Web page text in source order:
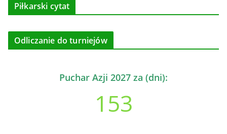
Piłkarski cytat
Odliczanie do turniejów
Puchar Azji 2027 za (dni):
153